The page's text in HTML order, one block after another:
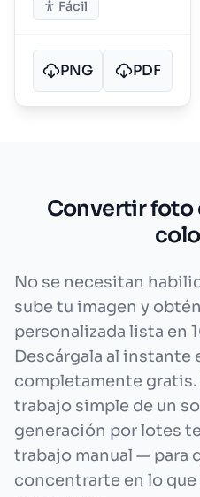
Fácil
PNG PDF
Convertir foto
No se necesitan
sube tu imagen y
personalizada lista en
Descárgala al instante
completamente
trabajo simple de un
generación por lotes
trabajo manual — para
concentrarte en lo